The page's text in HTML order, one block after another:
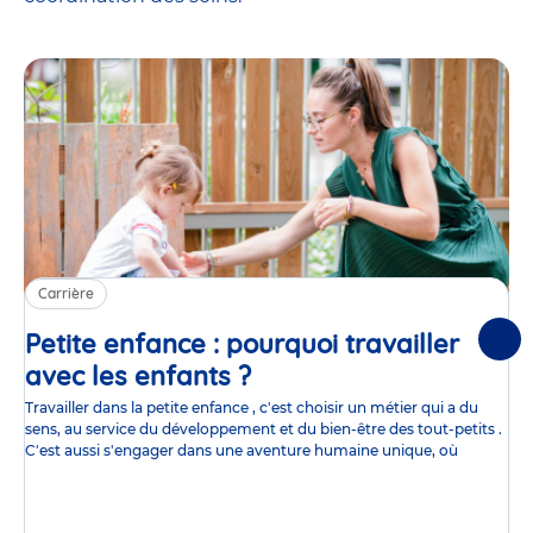
Carrière
Petite enfance : pourquoi travailler
avec les enfants ?Article
Travailler dans la petite enfance , c'est choisir un métier qui a du
sens, au service du développement et du bien-être des tout-petits .
C'est aussi s'engager dans une aventure humaine unique, où